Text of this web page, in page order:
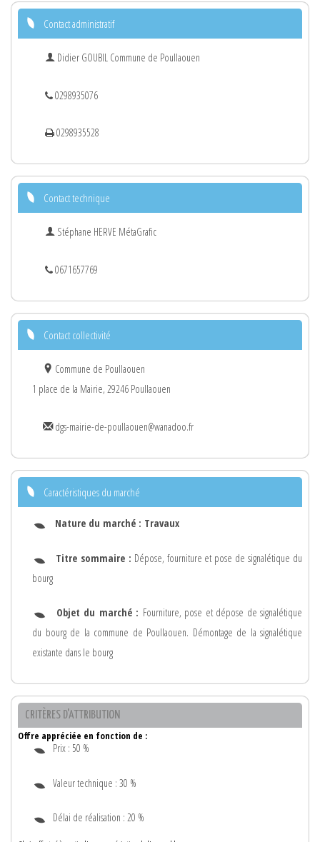
Contact administratif
Didier GOUBIL Commune de Poullaouen
0298935076
0298935528
Contact technique
Stéphane HERVE MétaGrafic
0671657769
Contact collectivité
Commune de Poullaouen
1 place de la Mairie, 29246 Poullaouen
dgs-mairie-de-poullaouen@wanadoo.fr
Caractéristiques du marché
Nature du marché : Travaux
Titre sommaire : Dépose, fourniture et pose de signalétique du
bourg
Objet du marché : Fourniture, pose et dépose de signalétique
du bourg de la commune de Poullaouen. Démontage de la signalétique
existante dans le bourg
CRITÈRES D'ATTRIBUTION
Offre appréciée en fonction de :
Prix : 50 %
Valeur technique : 30 %
Délai de réalisation : 20 %